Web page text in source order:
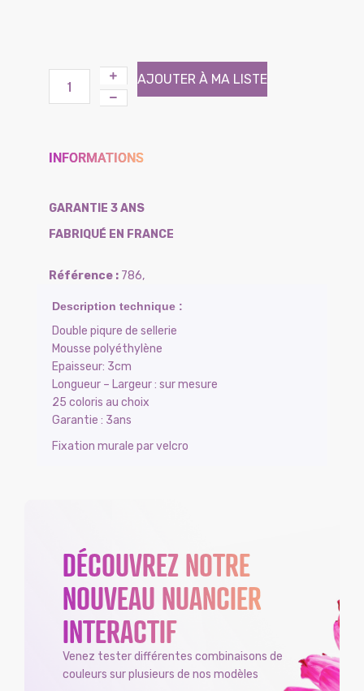
AJOUTER À MA LISTE
INFORMATIONS
GARANTIE 3 ANS
FABRIQUÉ EN FRANCE
786,
Double piqure de sellerie
Mousse polyéthylène
Epaisseur: 3cm
Longueur – Largeur : sur mesure
25 coloris au choix
Garantie : 3ans
Fixation murale par velcro
DÉCOUVREZ NOTRE
NOUVEAU NUANCIER
INTERACTIF
Venez tester différentes combinaisons de
couleurs sur plusieurs de nos modèles